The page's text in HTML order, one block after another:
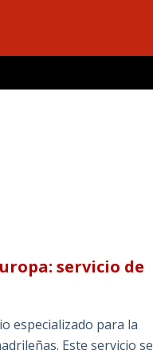
servicio de
especializado para la
Este servicio se